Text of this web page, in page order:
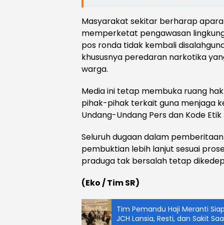
Masyarakat sekitar berharap
memperketat pengawasan
pos ronda tidak kembali
khususnya peredaran narkotika
warga.
Media ini tetap membuka ruang
pihak-pihak terkait guna menjaga
Undang-Undang Pers dan Kode
Seluruh dugaan dalam
pembuktian lebih lanjut sesuai
praduga tak bersalah tetap
(Eko / Tim SR)
Tim Pemandu Haji Meranti
JCH Lansia, Resti, dan Sakit